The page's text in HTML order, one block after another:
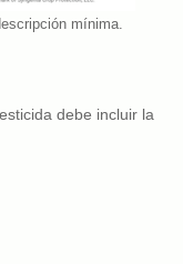
mínima.
debe incluir la